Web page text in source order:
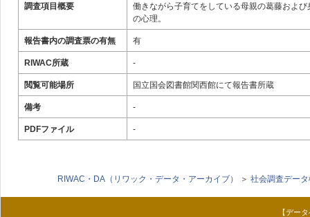
調査項目概要
働きながら子育てをしている母親の葛藤およ
の心理。
報告書内の調査票の有無 有
RIWAC所蔵 -
閲覧可能場所 国立国会図書館関西館にて報告書所蔵
備考 -
PDFファイル -
RIWAC・DA（リワック・データ・アーカイブ） ＞ 社会調査デー
【デー